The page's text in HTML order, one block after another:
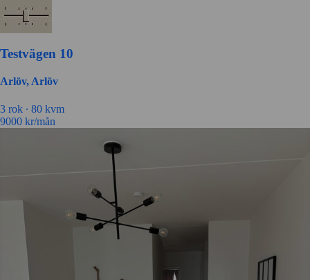
Testvägen 10
Arlöv, Arlöv
3 rok ∙ 80 kvm
9000 kr/mån